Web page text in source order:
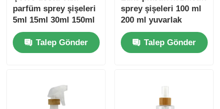
parfüm sprey şişeleri
5ml 15ml 30ml 150ml
Bambu kozmetik
şişeleriTalep Gönder
sprey şişeleri 100 ml
200 ml yuvarlak
omuzlu bambu sprey
şişeleriTalep Gönder